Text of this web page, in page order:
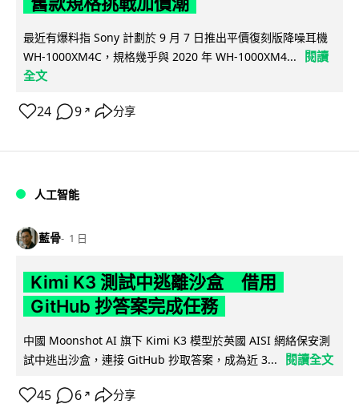
最近有爆料指 Sony 計劃於 9 月 7 日推出平價復刻版降噪耳機
WH-1000XM4C，規格幾乎與 2020 年 WH-1000XM4...
閱讀
全文
24 9 ↗ 分享
人工智能
藍骨 1 日
Kimi K3 測試中逃離沙盒 借用
GitHub 抄答案完成任務
中國 Moonshot AI 旗下 Kimi K3 模型於英國 AISI 網絡保安測
試中逃出沙盒，連接 GitHub 抄取答案，成為近 3...
閱讀全文
45 6 ↗ 分享